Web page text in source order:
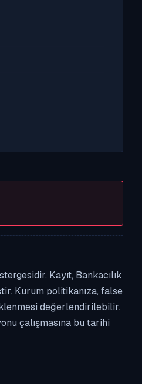
Kayıt, Bankacılık
Kurum politikanıza, false
değerlendirilebilir.
çalışmasına bu tarihi